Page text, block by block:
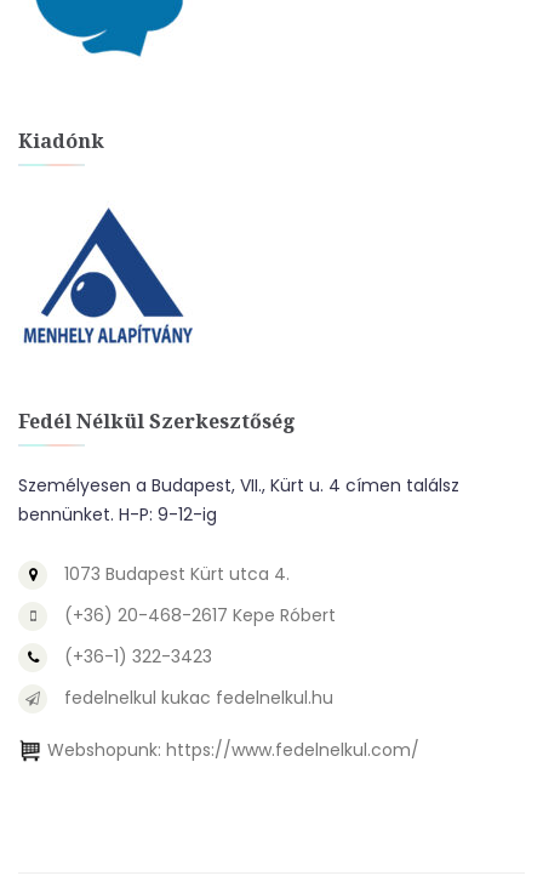
Kiadónk
Fedél Nélkül Szerkesztőség
Személyesen a Budapest, VII., Kürt u. 4 címen találsz
bennünket. H-P: 9-12-ig
1073 Budapest Kürt utca 4.
(+36) 20-468-2617 Kepe Róbert
(+36-1) 322-3423
fedelnelkul kukac fedelnelkul.hu
Webshopunk: https://www.fedelnelkul.com/